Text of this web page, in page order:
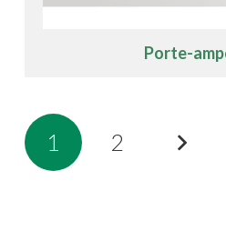
Porte-
1 2